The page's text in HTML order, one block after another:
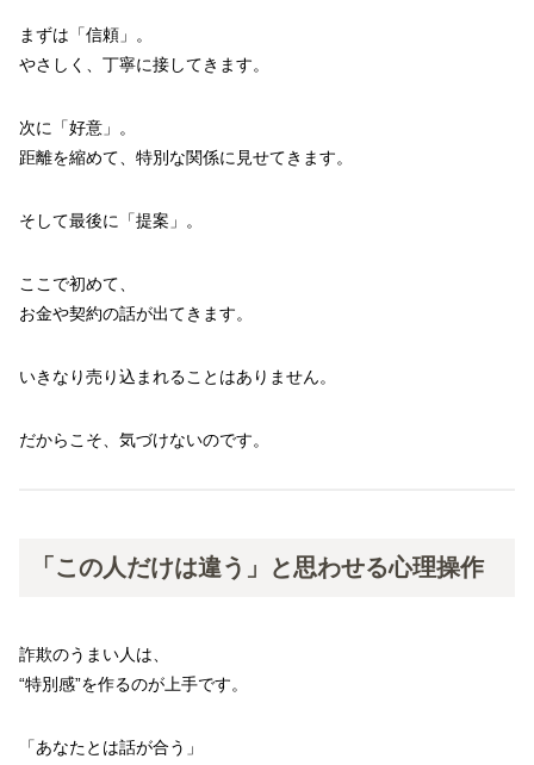
まずは「信頼」。
やさしく、丁寧に接してきます。
次に「好意」。
距離を縮めて、特別な関係に見せてきます。
そして最後に「提案」。
ここで初めて、
お金や契約の話が出てきます。
いきなり売り込まれることはありません。
だからこそ、気づけないのです。
「この人だけは違う」と思わせる心理操作
詐欺のうまい人は、
“特別感”を作るのが上手です。
「あなたとは話が合う」